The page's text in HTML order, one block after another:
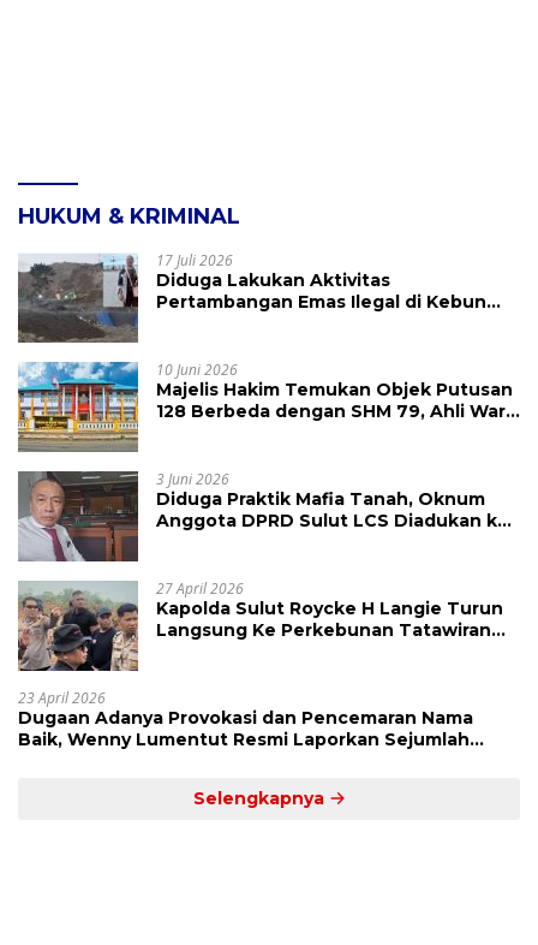
HUKUM & KRIMINAL
17 Juli 2026
Diduga Lakukan Aktivitas
Pertambangan Emas Ilegal di Kebun
10 Juni 2026
Majelis Hakim Temukan Objek Putusan
128 Berbeda dengan SHM 79, Ahli Waris
3 Juni 2026
Diduga Praktik Mafia Tanah, Oknum
Anggota DPRD Sulut LCS Diadukan ke
27 April 2026
Kapolda Sulut Roycke H Langie Turun
Langsung Ke Perkebunan Tatawiran
23 April 2026
Dugaan Adanya Provokasi dan Pencemaran Nama
Baik, Wenny Lumentut Resmi Laporkan Sejumlah
Selengkapnya